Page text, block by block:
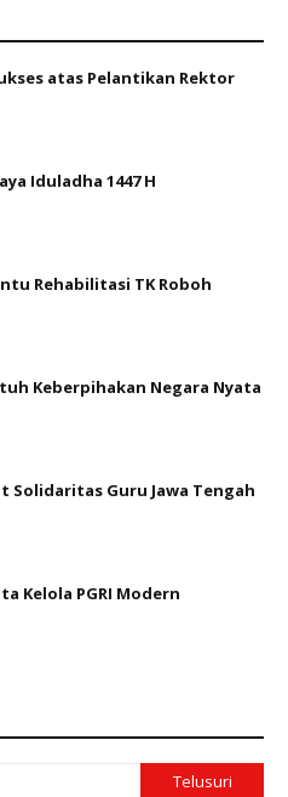
atas Pelantikan Rektor
Iduladha 1447 H
Rehabilitasi TK Roboh
Keberpihakan Negara Nyata
Solidaritas Guru Jawa Tengah
Kelola PGRI Modern